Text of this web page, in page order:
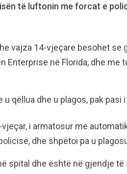
të luftonin me forcat e
vajza 14-vjeçare besohet
Enterprise në Florida, dhe me
u qëllua dhe u plagos, pak
vjeçar, i armatosur me
dhe shpëtoi pa u
spital dhe është në gjendje